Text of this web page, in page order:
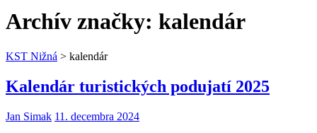
Archív značky: kalendár
KST Nižná > kalendár
Kalendár turistických podujatí 2025
Jan Simak 11. decembra 2024